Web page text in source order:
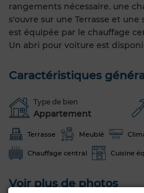
rangements nécessaire. une
s'ouvre sur une Terrasse et
est équipée par le chauffage
Un abri pour voiture est
Caractéristiques
Type de bien
Appartement
Terrasse Meublé
Chauffage central Cuisine
Voir plus de photos